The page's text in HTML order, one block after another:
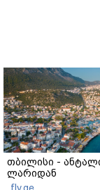
თბილისი -
ლარიდან
fly.ge